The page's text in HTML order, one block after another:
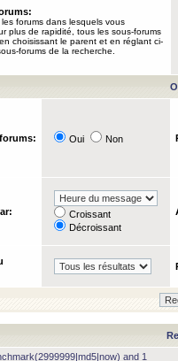
forums dans lesquels vous
plus de rapidité, tous les sous-forums
choisissant le parent et en réglant ci-
forums de la recherche.
Oui Non
Croissant
Décroissant
and 1